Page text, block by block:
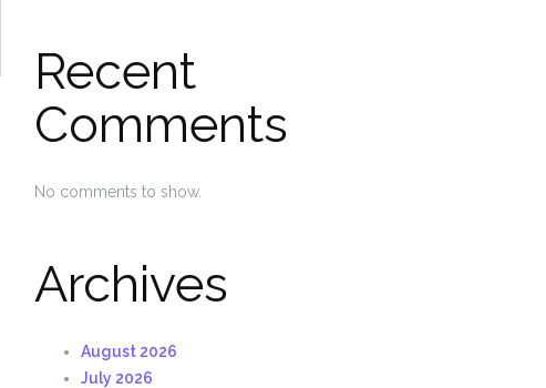
Recent
Comments
No comments to show.
Archives
August 2026
July 2026